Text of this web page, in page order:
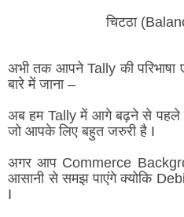
चिटठा
अभी तक आपने Tally की
बारे में जाना –
अब हम Tally में आगे बढ़ने से पहले
जो आपके लिए बहुत जरुरी है I
अगर आप Commerce
आसानी से समझ पाएंगे क्योकि
I